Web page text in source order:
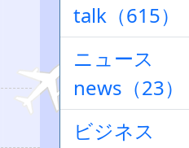
talk（615）
ニュース
news（23）
ビジネス